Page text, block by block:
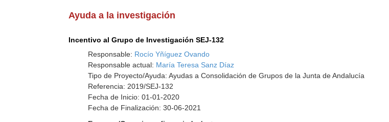
Ayuda a la investigación
Incentivo al Grupo de Investigación SEJ-132
Responsable: Rocío Yñíguez Ovando
Responsable actual: María Teresa Sanz Díaz
Tipo de Proyecto/Ayuda: Ayudas a Consolidación de Grupos de la Junta de Andalucía
Referencia: 2019/SEJ-132
Fecha de Inicio: 01-01-2020
Fecha de Finalización: 30-06-2021